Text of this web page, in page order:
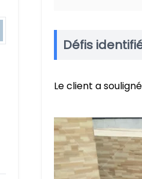
Défis
Le client a